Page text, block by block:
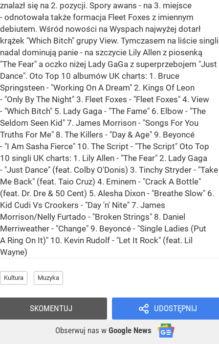
znalazł się na 2. pozycji. Spory awans - na 3. miejsce
- odnotowała także formacja Fleet Foxes z imiennym
debiutem. Wśród nowości na Wyspach najwyżej dotarł
krążek "Which Bitch" grupy View. Tymczasem na liście singli
nadal dominują panie - na szczycie Lily Allen z piosenką
"The Fear" a oczko niżej Lady GaGa z superprzebojem "Just
Dance". Oto Top 10 albumów UK charts: 1. Bruce
Springsteen - "Working On A Dream" 2. Kings Of Leon
- "Only By The Night" 3. Fleet Foxes - "Fleet Foxes" 4. View
- "Which Bitch" 5. Lady Gaga - "The Fame" 6. Elbow - "The
Seldom Seen Kid" 7. James Morrison - "Songs For You
Truths For Me" 8. The Killers - "Day & Age" 9. Beyoncé
- "I Am Sasha Fierce" 10. The Script - "The Script" Oto Top
10 singli UK charts: 1. Lily Allen - "The Fear" 2. Lady Gaga
- "Just Dance" (feat. Colby O'Donis) 3. Tinchy Stryder - "Take
Me Back" (feat. Taio Cruz) 4. Eminem - "Crack A Bottle"
(feat. Dr. Dre & 50 Cent) 5. Alesha Dixon - "Breathe Slow" 6.
Kid Cudi Vs Crookers - "Day 'n' Nite" 7. James
Morrison/Nelly Furtado - "Broken Strings" 8. Daniel
Merriweather - "Change" 9. Beyoncé - "Single Ladies (Put
A Ring On It)" 10. Kevin Rudolf - "Let It Rock" (feat. Lil
Wayne)
Kultura Muzyka
UDOSTĘPNIJ
Obserwuj nas w Google News
SKOMENTUJ